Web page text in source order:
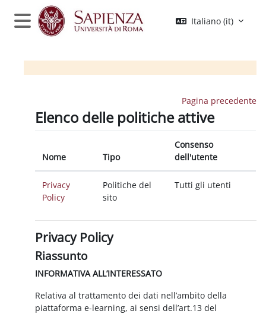
Vai al contenuto principale
Pannello laterale
Italiano ‎(it)‎
Pagina precedente
Elenco delle politiche attive
Nome Tipo
Consenso
dell'utente
Privacy
Policy
Politiche del
sito
Tutti gli utenti
Privacy Policy
Riassunto
INFORMATIVA ALL’INTERESSATO
Relativa al trattamento dei dati nell’ambito della
piattaforma e-learning, ai sensi dell’art.13 del